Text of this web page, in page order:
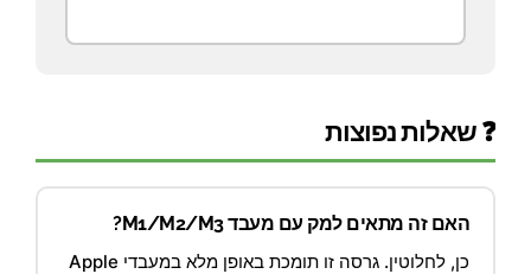
❓ שאלות נפוצות
האם זה מתאים למק עם מעבד M1/M2/M3?
כן, לחלוטין. גרסה זו תומכת באופן מלא במעבדי Apple